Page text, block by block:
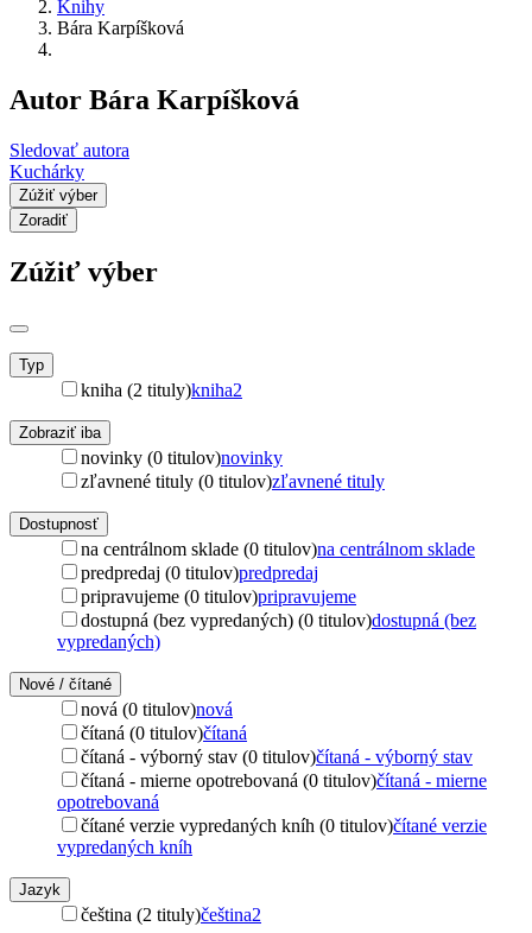
Knihy
Bára Karpíšková
Autor Bára Karpíšková
Sledovať autora
Kuchárky
Zúžiť výber
Zoradiť
Zúžiť výber
Typ
kniha (2 tituly)kniha2
Zobraziť iba
novinky (0 titulov)novinky
zľavnené tituly (0 titulov)zľavnené tituly
Dostupnosť
na centrálnom sklade (0 titulov)na centrálnom sklade
predpredaj (0 titulov)predpredaj
pripravujeme (0 titulov)pripravujeme
dostupná (bez vypredaných) (0 titulov)dostupná (bez
vypredaných)
Nové / čítané
nová (0 titulov)nová
čítaná (0 titulov)čítaná
čítaná - výborný stav (0 titulov)čítaná - výborný stav
čítaná - mierne opotrebovaná (0 titulov)čítaná - mierne
opotrebovaná
čítané verzie vypredaných kníh (0 titulov)čítané verzie
vypredaných kníh
Jazyk
čeština (2 tituly)čeština2